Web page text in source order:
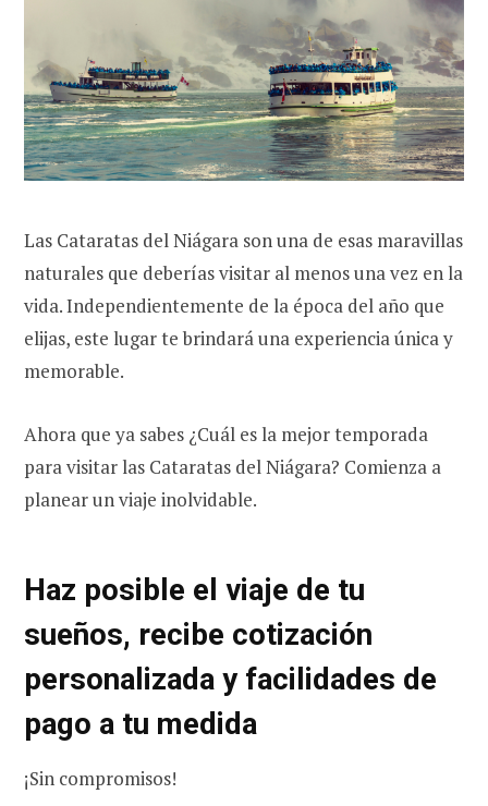
Las Cataratas del Niágara son una de esas maravillas
naturales que deberías visitar al menos una vez en la
vida. Independientemente de la época del año que
elijas, este lugar te brindará una experiencia única y
memorable.
Ahora que ya sabes ¿Cuál es la mejor temporada
para visitar las Cataratas del Niágara? Comienza a
planear un viaje inolvidable.
Haz posible el viaje de tu
sueños, recibe cotización
personalizada y facilidades de
pago a tu medida
¡Sin compromisos!